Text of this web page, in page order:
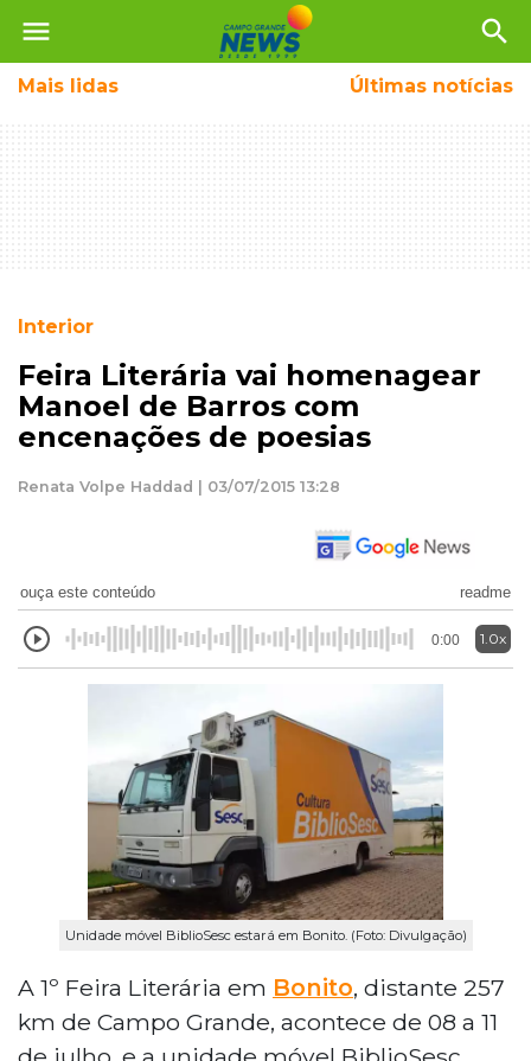
menu search
Mais lidas Últimas notícias
Interior
Feira Literária vai homenagear
Manoel de Barros com
encenações de poesias
Renata Volpe Haddad | 03/07/2015 13:28
ouça este conteúdo readme
0:00 1.0x
Unidade móvel BiblioSesc estará em Bonito. (Foto: Divulgação)
A 1º Feira Literária em Bonito, distante 257
km de Campo Grande, acontece de 08 a 11